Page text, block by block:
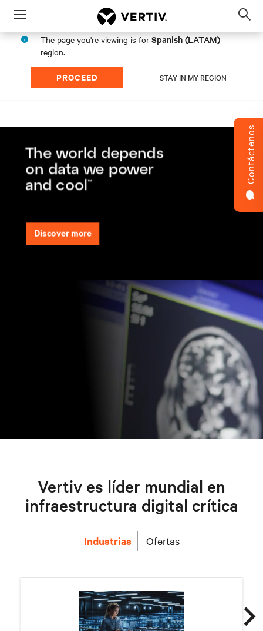
Menu
The page you're viewing is for Spanish (LATAM)
region.
PROCEED STAY IN MY REGION
Contáctenos
Vertiv es líder mundial en
infraestructura digital crítica
Industrias Ofertas